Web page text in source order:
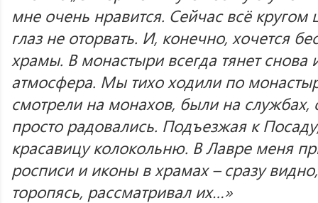
мне очень нравится. Сейчас всё кругом
глаз не оторвать. И, конечно, хочется
храмы. В монастыри всегда тянет
атмосфера. Мы тихо ходили по
смотрели на монахов, были на службах,
просто радовались. Подъезжая к
красавицу колокольню. В Лавре меня
росписи и иконы в храмах – сразу
торопясь, рассматривал их…»